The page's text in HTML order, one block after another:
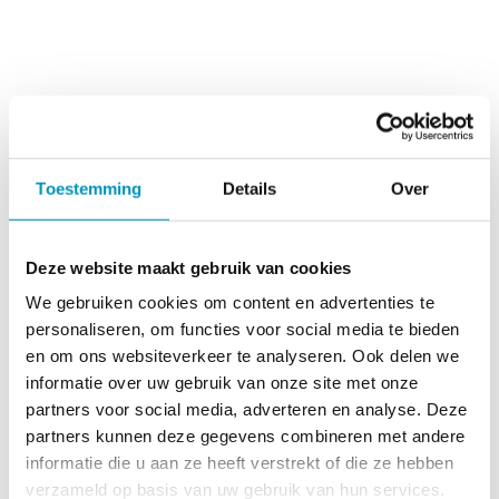
Toestemming Details Over
Deze website maakt gebruik van cookies
We gebruiken cookies om content en advertenties te
personaliseren, om functies voor social media te bieden
en om ons websiteverkeer te analyseren. Ook delen we
informatie over uw gebruik van onze site met onze
partners voor social media, adverteren en analyse. Deze
partners kunnen deze gegevens combineren met andere
informatie die u aan ze heeft verstrekt of die ze hebben
verzameld op basis van uw gebruik van hun services.
Feestelijk
“Potje met vet 2.0”. Het nummer zal de komende
nummer opYouTubeenSpotify. Draai het lied,
zing het mee en jij bent klaar om jouw
Avond4daagse extra feestelijk te maken!